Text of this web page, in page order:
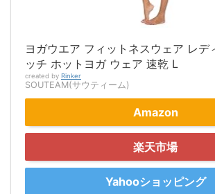
ヨガウエア フィットネスウェア レデ
ッチ ホットヨガ ウェア 速乾 L
created by Rinker
SOUTEAM(サウティーム)
Amazon
楽天市場
Yahooショッピング